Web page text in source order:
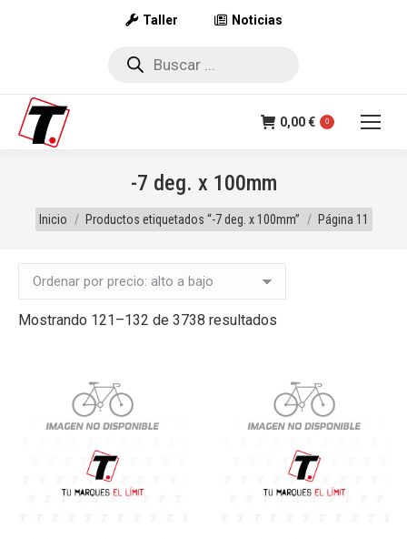
Taller Noticias
Búsqueda
0,00€ 0
-7 deg. x 100mm
Estás aquí:
Inicio Productos etiquetados “-7 deg. x 100mm” Página 11
Mostrando 121–132 de 3738 resultados
alto
a
bajo